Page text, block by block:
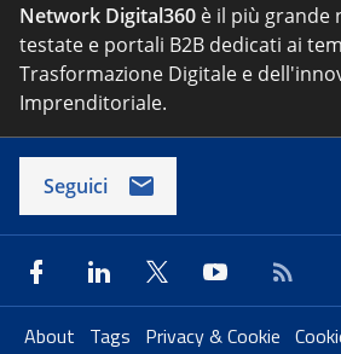
Network Digital360 è il più grande
testate e portali B2B dedicati ai
Trasformazione Digitale e
Imprenditoriale.
Seguici
About Tags Privacy & Cookie